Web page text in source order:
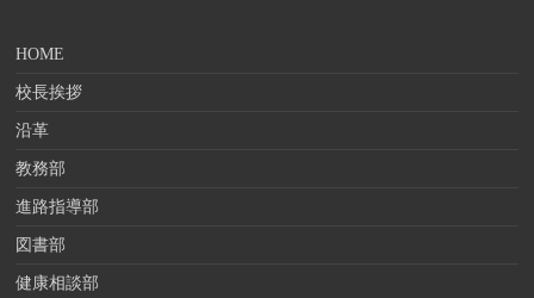
HOME
校長挨拶
沿革
教務部
進路指導部
図書部
健康相談部